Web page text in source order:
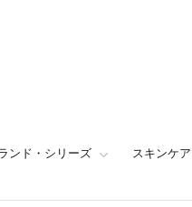
ンド・シリーズ スキンケア